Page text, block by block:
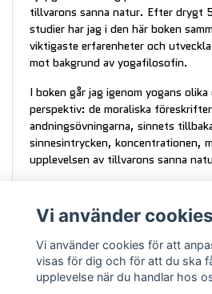
tillvarons sanna natur. Efter drygt
studier har jag i den här boken
viktigaste erfarenheter och
mot bakgrund av yogafilosofin.
I boken går jag igenom yogans
perspektiv: de moraliska
andningsövningarna, sinnets
sinnesintrycken, koncentrationen,
upplevelsen av tillvarons sanna
fungera på riktigt och vi blir
natur som existens, medvetenhet
medvetandets magi.
FörfattarenBert Lehrberg har
lärostolsprofessor i juridik. Han är
Vi använder cookies
Vi använder cookies för att
visas för dig och för att du ska
upplevelse när du handlar hos